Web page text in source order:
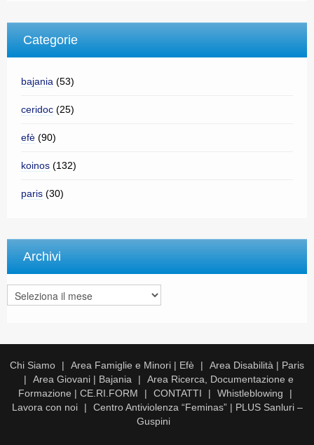
Categorie
bajania (53)
ceridoc (25)
efè (90)
koinos (132)
paris (30)
Archivi
Archivi
Chi Siamo Area Famiglie e Minori | Efè
Area Disabilità | Paris
Area Giovani | Bajania
Area Ricerca, Documentazione e
Formazione | CE.RI.FORM
CONTATTI
Whistleblowing
Lavora con noi
Centro Antiviolenza “Feminas” | PLUS Sanluri –
Guspini